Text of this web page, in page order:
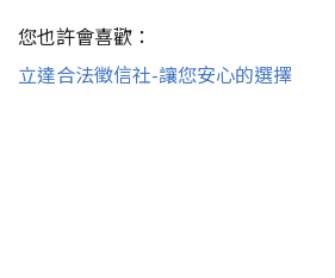
您也許會喜歡：
立達合法徵信社-讓您安心的選擇